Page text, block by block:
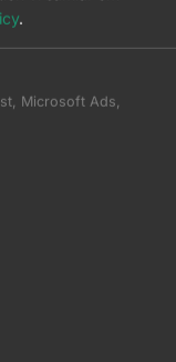
.
Microsoft Ads,